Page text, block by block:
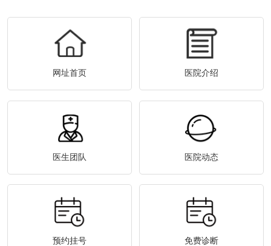
网址首页 医院介绍
医生团队 医院动态
预约挂号 免费诊断